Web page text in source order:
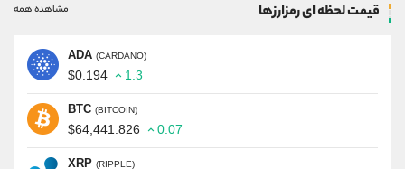
قیمت لحظه ای رمزارزها مشاهده همه
ADA (CARDANO)
$0.194 1.3
BTC (BITCOIN)
$64,441.826 0.07
XRP (RIPPLE)